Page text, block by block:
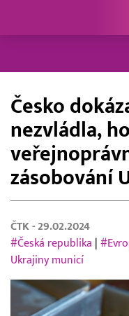
Česko
nezvládla,
zásobování
ČTK - 29.02.2024
#Česká republika
Ukrajiny municí